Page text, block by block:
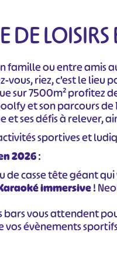
DE
famille ou entre amis
vous, riez, c’est le lieu
sur 7500m² profitez
et son parcours
et ses défis à relever,
sportives et
2026:
de casse tête géant
immersive!
bars vous attendent
vos évènements